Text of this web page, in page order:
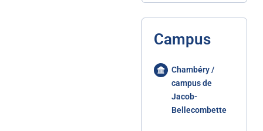
Campus
Chambéry /
campus de
Jacob-
Bellecombette